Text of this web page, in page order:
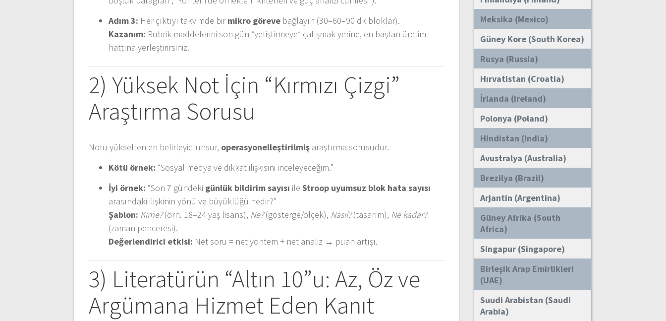
Adım 3: Her çıktıyı takvimde birmikro göreve bağlayın (30–60–90 dk bloklar).
Kazanım: Rubrik maddelerini son gün “yetiştirmeye” çalışmak yerine, en baştan üretim
hattına yerleştirirsiniz.
2) Yüksek Not İçin “Kırmızı Çizgi”
Araştırma Sorusu
Notu yükselten en belirleyici unsur, operasyonelleştirilmiş araştırma sorusudur.
Kötü örnek: “Sosyal medya ve dikkat ilişkisini inceleyeceğim.”
İyi örnek: “Son 7 gündeki günlük bildirim sayısı ileStroop uyumsuz blok hata sayısı
arasındaki ilişkinin yönü ve büyüklüğü nedir?”
Şablon: Kime?(örn. 18–24 yaş lisans), Ne?(gösterge/ölçek), Nasıl?(tasarım), Ne kadar?
(zaman penceresi).
Değerlendirici etkisi: Net soru = net yöntem + net analiz → puan artışı.
3) Literatürün “Altın 10”u: Az, Öz ve
Argümana Hizmet Eden Kanıt
Meksika (Mexico)
Güney Kore (South Korea)
Rusya (Russia)
Hırvatistan (Croatia)
İrlanda (Ireland)
Polonya (Poland)
Hindistan (India)
Avustralya (Australia)
Brezilya (Brazil)
Arjantin (Argentina)
Güney Afrika (South
Africa)
Singapur (Singapore)
Birleşik Arap Emirlikleri
(UAE)
Suudi Arabistan (Saudi
Arabia)